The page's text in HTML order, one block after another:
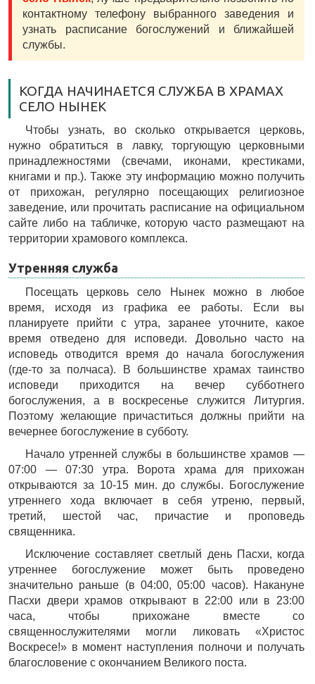
контактному телефону выбранного заведения и
узнать расписание богослужений и ближайшей
службы.
КОГДА НАЧИНАЕТСЯ СЛУЖБА В ХРАМАХ
СЕЛО НЫНЕК
Чтобы узнать, во сколько открывается церковь,
нужно обратиться в лавку, торгующую церковными
принадлежностями (свечами, иконами, крестиками,
книгами и пр.). Также эту информацию можно получить
от прихожан, регулярно посещающих религиозное
заведение, или прочитать расписание на официальном
сайте либо на табличке, которую часто размещают на
территории храмового комплекса.
Утренняя служба
Посещать церковь село Нынек можно в любое
время, исходя из графика ее работы. Если вы
планируете прийти с утра, заранее уточните, какое
время отведено для исповеди. Довольно часто на
исповедь отводится время до начала богослужения
(где-то за полчаса). В большинстве храмах таинство
исповеди приходится на вечер субботнего
богослужения, а в воскресенье служится Литургия.
Поэтому желающие причаститься должны прийти на
вечернее богослужение в субботу.
Начало утренней службы в большинстве храмов —
07:00 — 07:30 утра. Ворота храма для прихожан
открываются за 10-15 мин. до службы. Богослужение
утреннего хода включает в себя утреню, первый,
третий, шестой час, причастие и проповедь
священника.
Исключение составляет светлый день Пасхи, когда
утреннее богослужение может быть проведено
значительно раньше (в 04:00, 05:00 часов). Накануне
Пасхи двери храмов открывают в 22:00 или в 23:00
часа, чтобы прихожане вместе со
священнослужителями могли ликовать «Христос
Воскресе!» в момент наступления полночи и получать
благословение с окончанием Великого поста.